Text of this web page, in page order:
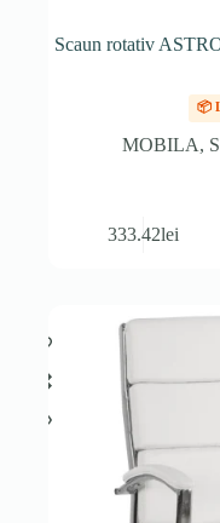
Scaun rotativ
📦
MOBILA,
333.42lei